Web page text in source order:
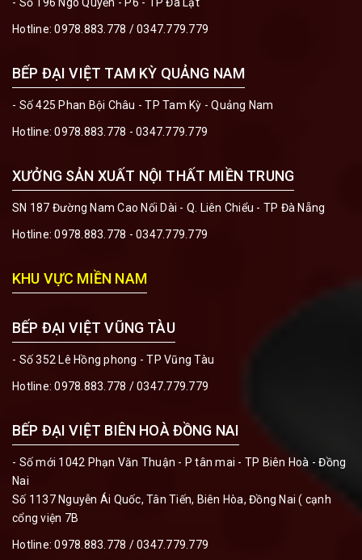
- Số 196 Ngô Quyền - P6 - TP Đà Lạt
Hotline:0978.883.778 /0347.779.779
BẾP ĐẠI VIỆT TAM KỲ QUẢNG NAM
- Số 425 Phan Bội Châu - TP Tam Kỳ - Quảng Nam
Hotline:0978.883.778 - 0347.779.779
XƯỞNG SẢN XUẤT NỘI THẤT MIỀN TRUNG
SN 187 Đường Nam Cao Nối Dài - Q. Liên Chiểu - TP Đà Nẵng
Hotline:0978.883.778 - 0347.779.779
KHU VỰC MIỀN NAM
BẾP ĐẠI VIỆT VŨNG TÀU
- Số 352 Lê Hồng phong - TP Vũng Tàu
Hotline:0978.883.778 / 0347.779.779
BẾP ĐẠI VIỆT BIÊN HOÀ ĐỒNG NAI
- Số mới 1042 Phạn Văn Thuận - P tân mai - TP Biên Hoà - Đồng
Nai
Số 1137 Nguyễn Ái Quốc, Tân Tiến, Biên Hòa, Đồng Nai ( cạnh
cổng viện 7B
Hotline:0978.883.778 / 0347.779.779